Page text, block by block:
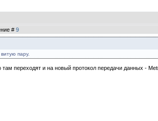
# 9
пару.
переходят и на новый протокол передачи данных -